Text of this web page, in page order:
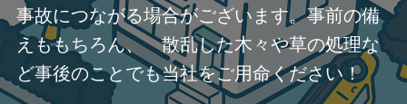
事故につながる場合がございます。事前の備
えももちろん、 散乱した木々や草の処理な
ど事後のことでも当社をご用命ください！